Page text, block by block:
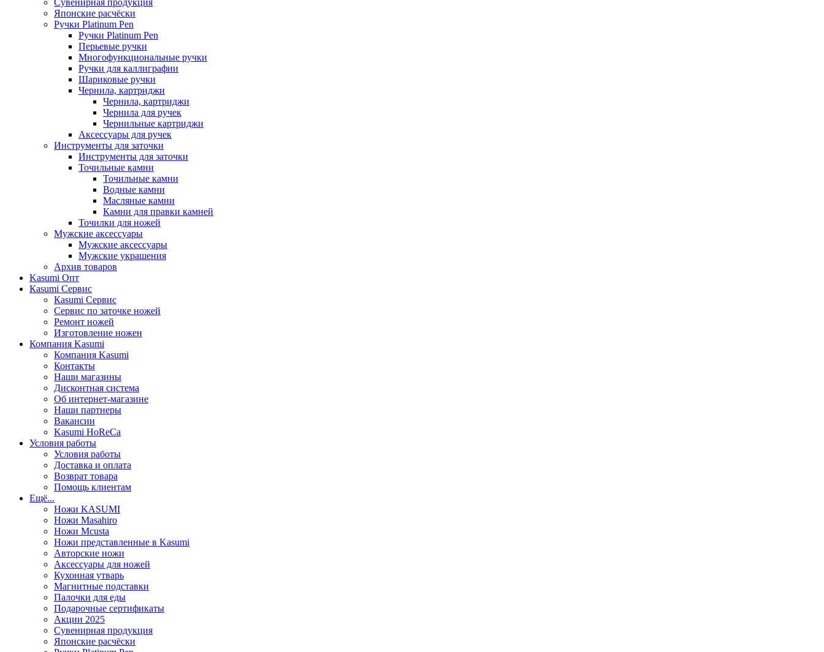
Японские расчёски
Ручки Platinum Pen
Ручки Platinum Pen
Перьевые ручки
Многофункциональные ручки
Ручки для каллиграфии
Шариковые ручки
Чернила, картриджи
Чернила, картриджи
Чернила для ручек
Чернильные картриджи
Аксессуары для ручек
Инструменты для заточки
Инструменты для заточки
Точильные камни
Точильные камни
Водные камни
Масляные камни
Камни для правки камней
Точилки для ножей
Мужские аксессуары
Мужские аксессуары
Мужские украшения
Архив товаров
Kasumi Опт
Кasumi Сервис
Кasumi Сервис
Сервис по заточке ножей
Ремонт ножей
Изготовление ножен
Компания Kasumi
Компания Kasumi
Контакты
Наши магазины
Дисконтная система
Об интернет-магазине
Наши партнеры
Вакансии
Kasumi HoReCa
Условия работы
Условия работы
Доставка и оплата
Возврат товара
Помощь клиентам
Ещё...
Ножи KASUMI
Ножи Masahiro
Ножи Mcusta
Ножи представленные в Kasumi
Авторские ножи
Аксессуары для ножей
Кухонная утварь
Магнитные подставки
Палочки для еды
Подарочные сертификаты
Акции 2025
Сувенирная продукция
Японские расчёски